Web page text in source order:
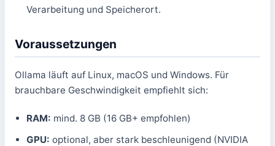
Verarbeitung und Speicherort.
Voraussetzungen
Ollama läuft auf Linux, macOS und Windows. Für
brauchbare Geschwindigkeit empfiehlt sich:
RAM: mind. 8 GB (16 GB+ empfohlen)
GPU: optional, aber stark beschleunigend (NVIDIA